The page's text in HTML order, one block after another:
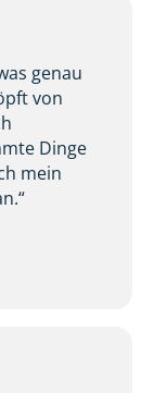
genau
von
Dinge
mein